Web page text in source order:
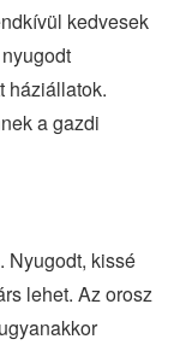
kedvesek
háziállatok.
a gazdi
Nyugodt, kissé
lehet. Az orosz